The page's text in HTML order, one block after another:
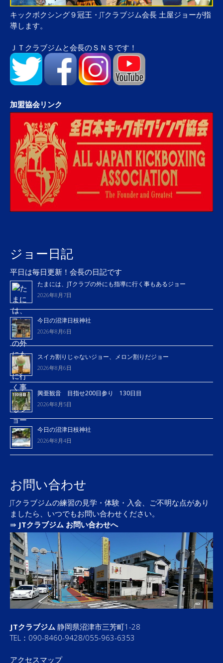
キックボクシング９冠王・JTクラブジム会長 土屋ジョーが指
導します。
ＪＴクラブジムと会長のＳＮＳです！
加盟協会リンク
ジョー日記
平日は毎日更新！会長の日記です
たまには、JTクラブの外にも指導に行く事もあるジョー
2026年8月7日
今日の沼津日枝神社
2026年8月6日
スイカ割りじゃないジョー、メロン割りだジョー
2026年8月6日
興亜観音 目指せ200日参り 130日目
2026年8月5日
今日の沼津日枝神社
2026年8月4日
お問い合わせ
JTクラブジムの練習の見学・体験・入会、ご不明な点があり
ましたら、いつでもお問い合わせください。
⇛ JTクラブジム お問い合わせへ
JTクラブジム 静岡県沼津市三芳町1-28
TEL：090-8460-9428/055-963-6353
アクセスマップ